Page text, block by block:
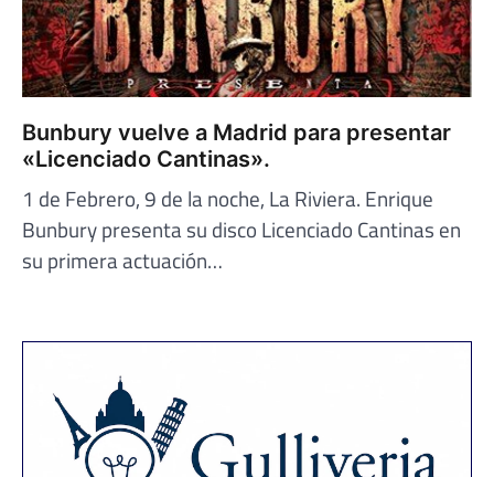
Bunbury vuelve a Madrid para presentar
«Licenciado Cantinas».
1 de Febrero, 9 de la noche, La Riviera. Enrique
Bunbury presenta su disco Licenciado Cantinas en
su primera actuación…